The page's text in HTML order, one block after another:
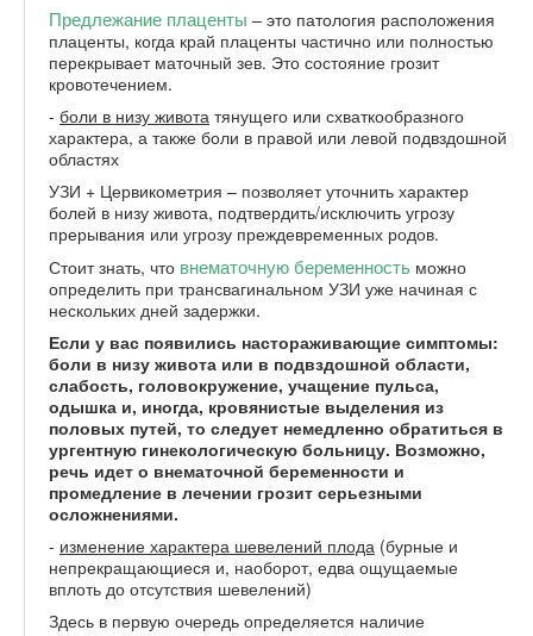
Предлежание плаценты – это патология расположения
плаценты, когда край плаценты частично или полностью
перекрывает маточный зев. Это состояние грозит
кровотечением.
- боли в низу живота тянущего или схваткообразного
характера, а также боли в правой или левой подвздошной
областях
УЗИ + Цервикометрия – позволяет уточнить характер
болей в низу живота, подтвердить/исключить угрозу
прерывания или угрозу преждевременных родов.
Стоит знать, что внематочную беременность можно
определить при трансвагинальном УЗИ уже начиная с
нескольких дней задержки.
Если у вас появились настораживающие симптомы:
боли в низу живота или в подвздошной области,
слабость, головокружение, учащение пульса,
одышка и, иногда, кровянистые выделения из
половых путей, то следует немедленно обратиться в
ургентную гинекологическую больницу. Возможно,
речь идет о внематочной беременности и
промедление в лечении грозит серьезными
осложнениями.
- изменение характера шевелений плода (бурные и
непрекращающиеся и, наоборот, едва ощущаемые
вплоть до отсутствия шевелений)
Здесь в первую очередь определяется наличие